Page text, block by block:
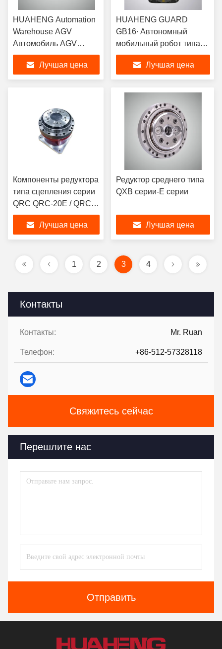
Контакты
Контакты: Mr. Ruan
Телефон: +86-512-57328118
Свяжитесь сейчас
Перешлите нас
Отправить
HUAHENG Automation
Warehouse AGV
Автомобиль AGV
Автоматизированные
управляемые тележки
100-1000 кг
Лучшая цена
HUAHENG GUARD
GB16∙ Автономный
мобильный робот типа
вилочного погрузчика
для интеллектуальной
обработки поддонов
Лучшая цена
Компоненты редуктора
типа сцепления серии
QRC QRC-20E / QRC-
40E / QRC-80E
Лучшая цена
Редуктор среднего типа
QXB серии-E серии
Лучшая цена
1 2 3 4